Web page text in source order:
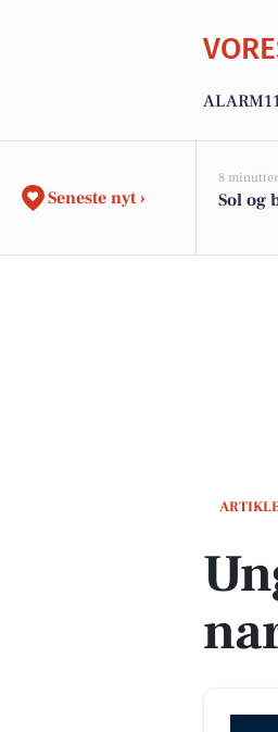
Seneste nyt ›
8 minutter
Sol og
Ung